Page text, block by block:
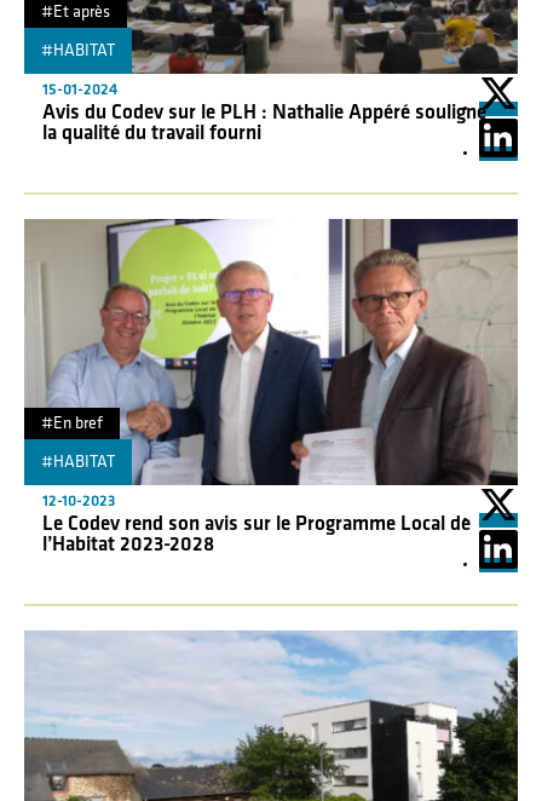
#Et après
#HABITAT
15-01-2024
Avis du Codev sur le PLH : Nathalie Appéré souligne
la qualité du travail fourni
#En bref
#HABITAT
12-10-2023
Le Codev rend son avis sur le Programme Local de
l’Habitat 2023-2028